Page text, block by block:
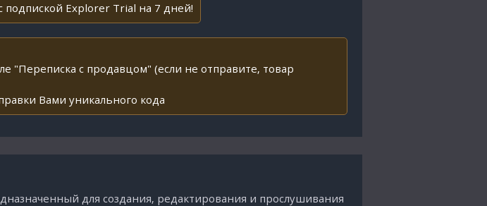
подпиской Explorer Trial на 7 дней!
"Переписка с продавцом" (если не отправите, товар
Вами уникального кода
для создания, редактирования и прослушивания